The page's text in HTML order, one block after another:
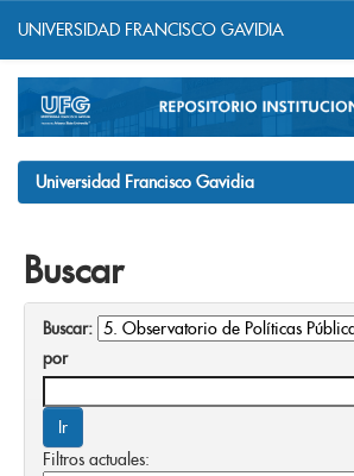
navigation
UNIVERSIDAD FRANCISCO GAVIDIA
Universidad Francisco Gavidia
Buscar
Buscar:
por
Filtros actuales: